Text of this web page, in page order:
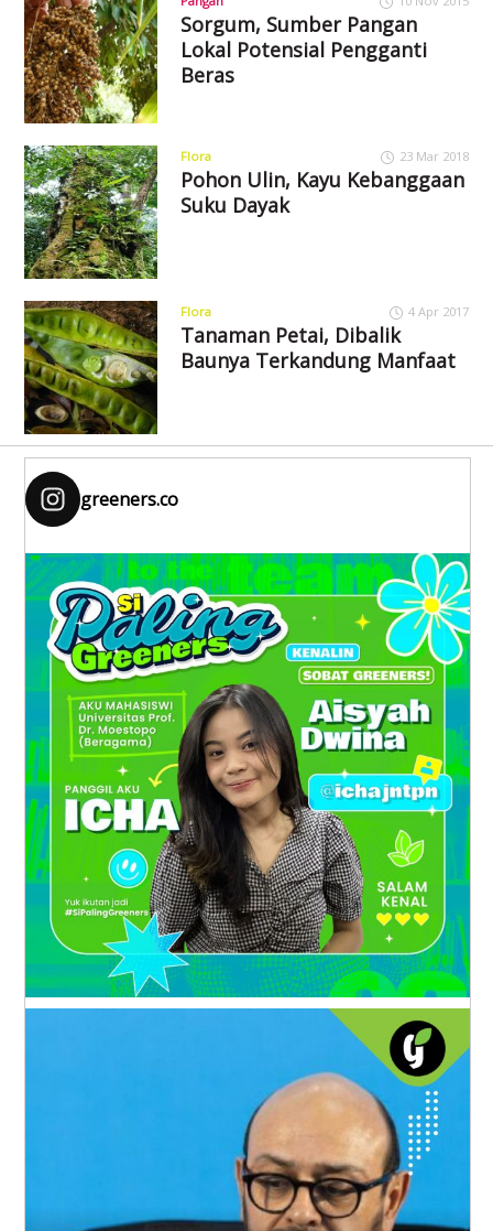
Sorgum, Sumber Pangan
Lokal Potensial Pengganti
Beras
Flora 23 Mar 2018
Pohon Ulin, Kayu Kebanggaan
Suku Dayak
Flora 4 Apr 2017
Tanaman Petai, Dibalik
Baunya Terkandung Manfaat
greeners.co